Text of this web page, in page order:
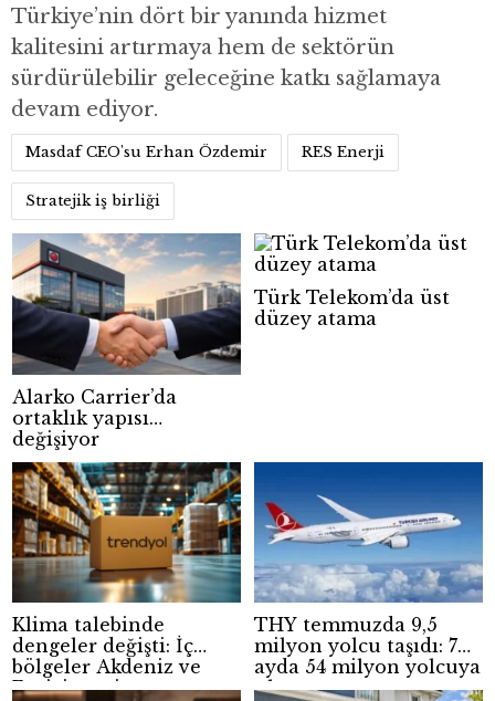
Türkiye’nin dört bir yanında hizmet
kalitesini artırmaya hem de sektörün
sürdürülebilir geleceğine katkı sağlamaya
devam ediyor.
Masdaf CEO'su Erhan Özdemir RES Enerji
Stratejik iş birliği
Alarko Carrier’da
ortaklık yapısı
değişiyor
Türk Telekom’da üst
düzey atama
Klima talebinde
dengeler değişti: İç
bölgeler Akdeniz ve
Ege’yi geçti
THY temmuzda 9,5
milyon yolcu taşıdı: 7
ayda 54 milyon yolcuya
ulaştı